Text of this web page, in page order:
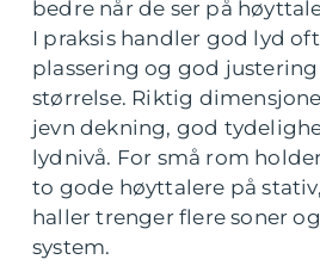
bedre når de ser på
I praksis handler god lyd
plassering og god
størrelse. Riktig
jevn dekning, god
lydnivå. For små rom
to gode høyttalere på
haller trenger flere soner
system.